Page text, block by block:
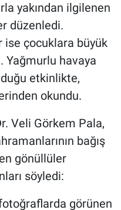
yakından ilgilenen
düzenledi.
ise çocuklara büyük
Yağmurlu havaya
etkinlikte,
okundu.
Veli Görkem Pala,
bağış
gönüllüler
söyledi:
görünen